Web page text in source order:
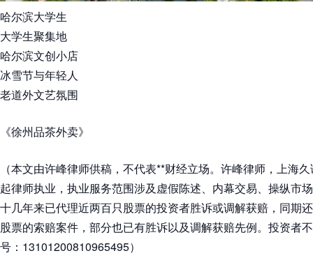
哈尔滨大学生
大学生聚集地
哈尔滨文创小店
冰雪节与年轻人
老道外文艺氛围
《徐州品茶外卖》
（本文由许峰律师供稿，不代表**财经立场。许峰律师，上海
起律师执业，执业服务范围涉及虚假陈述、内幕交易、操纵市
十几年来已代理近两百只股票的投资者胜诉或调解获赔，同期
股票的索赔案件，部分也已有胜诉以及调解获赔先例。投资者
号：13101200810965495）